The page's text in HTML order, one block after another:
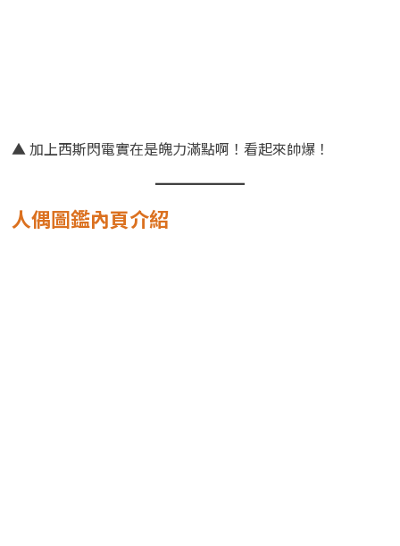
▲ 加上西斯閃電實在是魄力滿點啊！看起來帥爆！
人偶圖鑑內頁介紹